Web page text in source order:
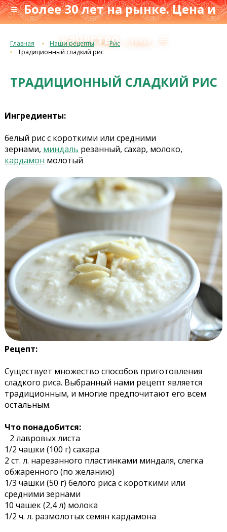
≡ Более 30 лет на рынке. Цена и
качество
с 1993 г. ≡
Главная Наши рецепты
Рис
Традиционный сладкий рис
ТРАДИЦИОННЫЙ СЛАДКИЙ РИС
Ингредиенты:
белый рис с короткими или средними
зернами, миндаль резанный, сахар, молоко,
кардамон молотый
Рецепт:
Существует множество способов приготовления
сладкого риса. Выбранный нами рецепт является
традиционным, и многие предпочитают его всем
остальным.
Что понадобится:
2 лавровых листа
1/2 чашки (100 г) сахара
2 ст. л. нарезанного пластинками миндаля, слегка
обжаренного (по желанию)
1/3 чашки (50 г) белого риса с короткими или
средними зернами
10 чашек (2,4 л) молока
1/2 ч. л. размолотых семян кардамона